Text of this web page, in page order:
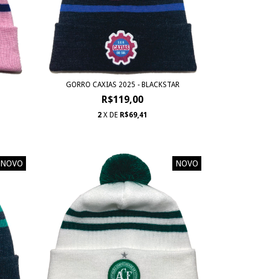
GORRO CAXIAS 2025 - BLACKSTAR
R$119,00
2 X DE R$69,41
NOVO NOVO